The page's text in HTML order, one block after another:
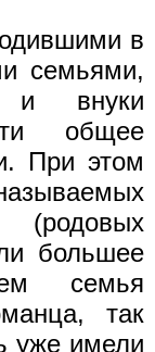
в
семьями,
и внуки
общее
При этом
(родовых
большее
семья
так
уже имели